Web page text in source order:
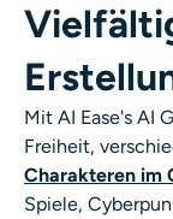
Mit AI Ease's AI
Freiheit,
Charakteren im
Spiele,